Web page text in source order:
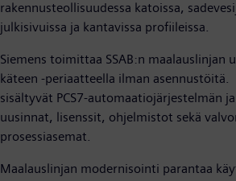
rakennusteollisuudessa katoissa,
julkisivuissa ja kantavissa profiileissa.
Siemens toimittaa SSAB:n maalauslinjan
käteen -periaatteella ilman asennustöitä.
sisältyvät PCS7-automaatiojärjestelmän
uusinnat, lisenssit, ohjelmistot sekä
prosessiasemat.
Maalauslinjan modernisointi parantaa